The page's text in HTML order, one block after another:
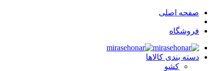
صفحه اصلی
فروشگاه
دسته بندی کالاها
کشو